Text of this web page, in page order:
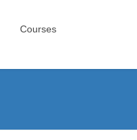
Courses